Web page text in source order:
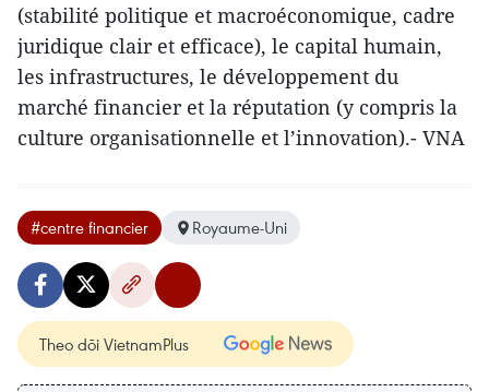
(stabilité politique et macroéconomique, cadre
juridique clair et efficace), le capital humain,
les infrastructures, le développement du
marché financier et la réputation (y compris la
culture organisationnelle et l’innovation).- VNA
#centre financier Royaume-Uni
Theo dõi VietnamPlus